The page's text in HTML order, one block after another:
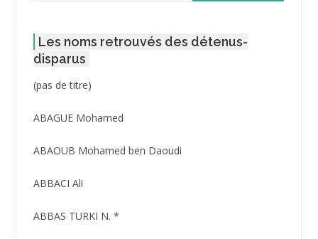
Les noms retrouvés des détenus-
disparus
(pas de titre)Post
3416
ABAGUE Mohamed
ABAOUB Mohamed ben Daoudi
ABBACI Ali
ABBAS TURKI N. *